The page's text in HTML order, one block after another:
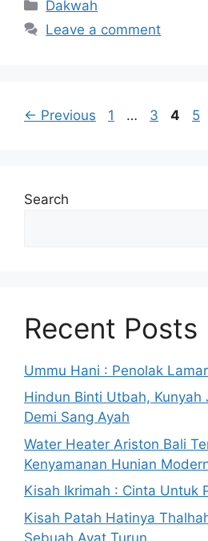
Dakwah
Leave a comment
← Previous Page
1 … Page
3 Page
4 5
Search
Recent Posts
Ummu Hani : Penolak
Hindun Binti Utbah, Kunyah
Demi Sang Ayah
Water Heater Ariston Bali
Kenyamanan Hunian
Kisah Ikrimah : Cinta Untuk
Kisah Patah Hatinya
Sebuah Ayat Turun